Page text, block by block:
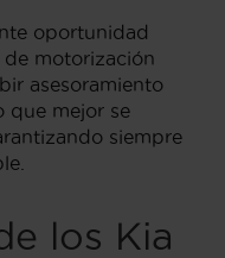
oportunidad
de motorización
asesoramiento
que mejor se
siempre
los Kia